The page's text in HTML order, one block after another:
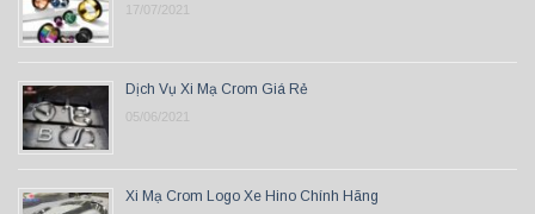
17/07/2021
Dịch Vụ Xi Mạ Crom Giá Rẻ
05/06/2021
Xi Mạ Crom Logo Xe Hino Chính Hãng